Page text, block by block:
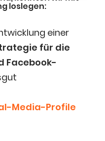
loslegen:
einer
für die
Face­book-
Media-Pro­fi­le